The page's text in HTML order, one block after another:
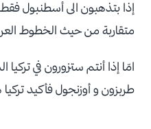
إذا بتذهبون الى أسطنبول
متقاربة من حيث الخطوط
امّا إذا أنتم ستزورون في
طربزون و أوزنجول فأكيد